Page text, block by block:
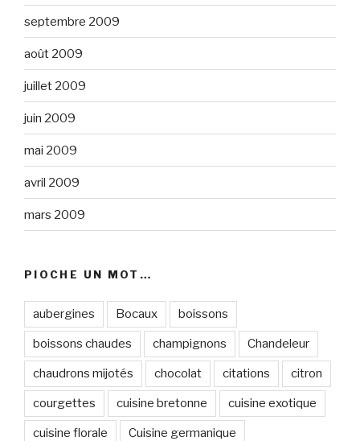
septembre 2009
août 2009
juillet 2009
juin 2009
mai 2009
avril 2009
mars 2009
PIOCHE UN MOT…
aubergines Bocaux boissons
boissons chaudes champignons Chandeleur
chaudrons mijotés chocolat citations citron
courgettes cuisine bretonne cuisine exotique
cuisine florale Cuisine germanique